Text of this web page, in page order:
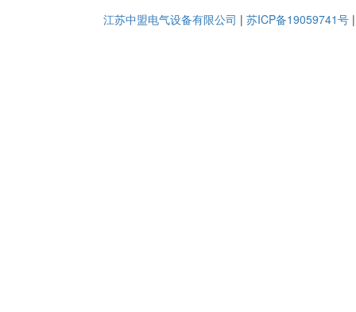
江苏中盟电气设备有限公司 | 苏ICP备19059741号